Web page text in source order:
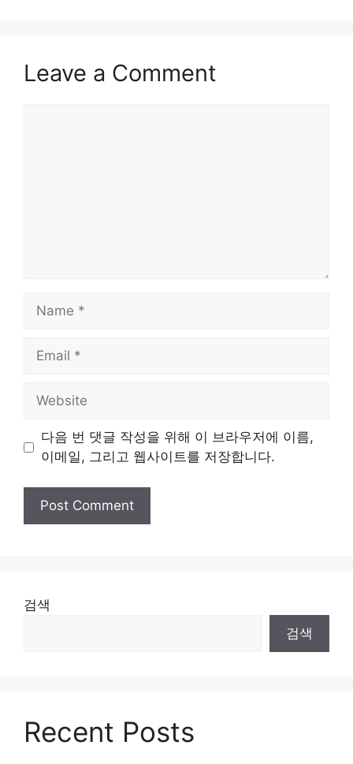
Leave a Comment
Name
Email
Website
다음 번 댓글 작성을 위해 이 브라우저에 이름,
이메일, 그리고 웹사이트를 저장합니다.
검색
검색
Recent Posts